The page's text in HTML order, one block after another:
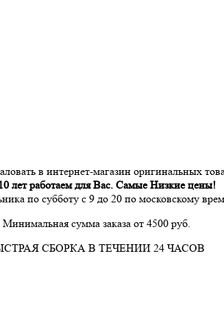
в интернет-магазин оригинальных
лет работаем для Вас. Самые Низкие цены!
по субботу с 9 до 20 по московскому
Минимальная сумма заказа от 4500 руб.
СБОРКА В ТЕЧЕНИИ 24 ЧАСОВ